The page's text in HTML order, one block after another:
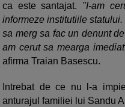
ca este santajat. "I-am
informeze institutiile
sa merg sa fac un denunt
am cerut sa mearga
afirma Traian Basescu.
Intrebat de ce nu l-a
anturajul familiei lui Sandu